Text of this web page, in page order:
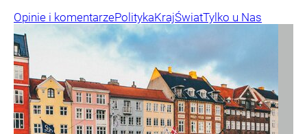
Opinie i komentarzePolitykaKrajŚwiatTylko u Nas